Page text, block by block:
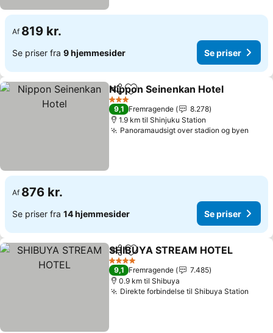
Af 819 kr.
Se priser fra 9 hjemmesider Se priser
Del Føj til favoritter
Nippon Seinenkan Hotel
3 Stjerner
9,1 Fremragende
8.278
1.9 km til Shinjuku Station
Panoramaudsigt over stadion og byen
Af 876 kr.
Se priser fra 14 hjemmesider Se priser
Del Føj til favoritter
SHIBUYA STREAM HOTEL
4 Stjerner
9,1 Fremragende
7.485
0.9 km til Shibuya
Direkte forbindelse til Shibuya Station